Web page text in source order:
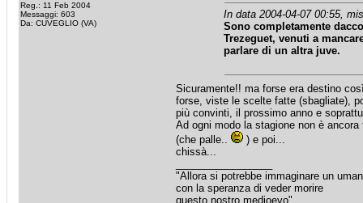
Reg.: 11 Feb 2004
Messaggi: 603
Da: CUVEGLIO (VA)
In data 2004-04-07 00:55,
Sono completamente
Trezeguet, venuti a
parlare di un altra juve.
Sicuramente!! ma forse era destino
forse, viste le scelte fatte (sbagliate),
più convinti, il prossimo anno e
Ad ogni modo la stagione non è
(che palle..
) e poi...
chissà...
"Allora si potrebbe immaginare un
con la speranza di veder morire
questo nostro medioevo"